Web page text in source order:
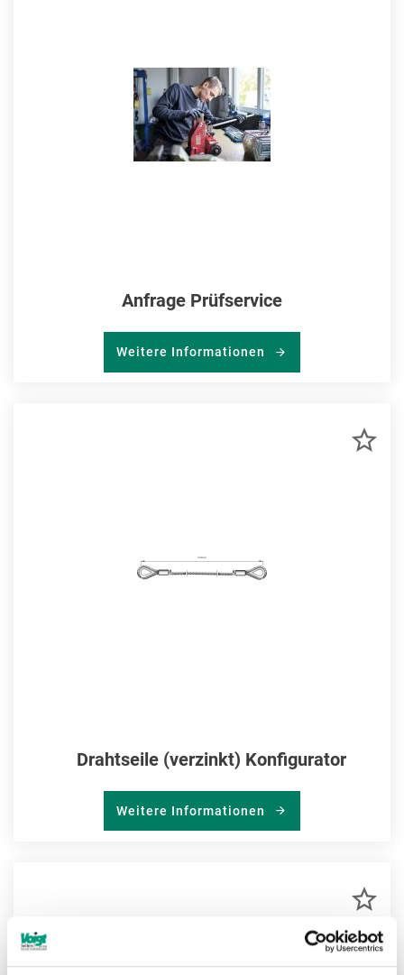
Anfrage Prüfservice
Weitere Informationen
Drahtseile (verzinkt) Konfigurator
Weitere Informationen